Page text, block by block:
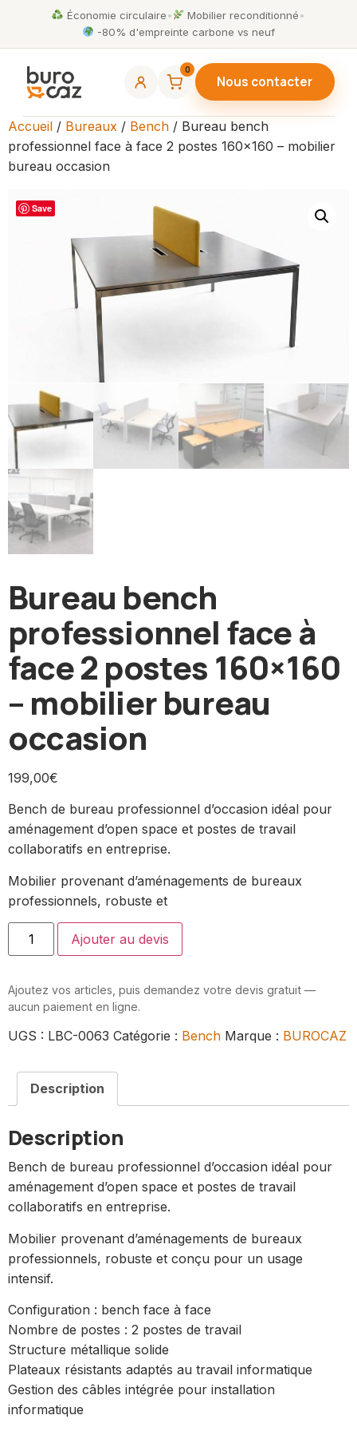
Économie circulaire• Mobilier reconditionné•
-80% d'empreinte carbone vs neuf
0
Nous contacter
Accueil / Bureaux / Bench / Bureau bench
professionnel face à face 2 postes 160×160 – mobilier
bureau occasion
Save
Bureau bench
professionnel face à
face 2 postes 160×160
– mobilier bureau
occasion
199,00€
Bench de bureau professionnel d’occasion idéal pour
aménagement d’open space et postes de travail
collaboratifs en entreprise.
Mobilier provenant d’aménagements de bureaux
professionnels, robuste et
Ajouter au devis
Ajoutez vos articles, puis demandez votre devis gratuit —
aucun paiement en ligne.
UGS : LBC-0063 Catégorie : Bench Marque : BUROCAZ
Description
Description
Bench de bureau professionnel d’occasion idéal pour
aménagement d’open space et postes de travail
collaboratifs en entreprise.
Mobilier provenant d’aménagements de bureaux
professionnels, robuste et conçu pour un usage
intensif.
Configuration : bench face à face
Nombre de postes : 2 postes de travail
Structure métallique solide
Plateaux résistants adaptés au travail informatique
Gestion des câbles intégrée pour installation
informatique